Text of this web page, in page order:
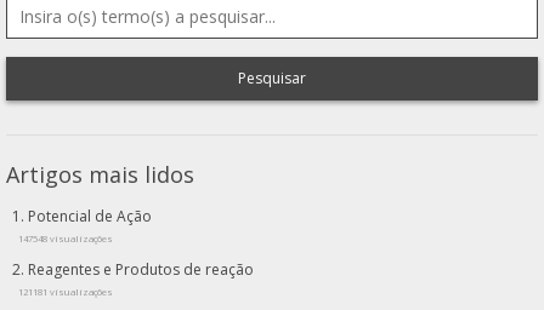
Pesquisar
Artigos mais lidos
Potencial de Ação
147548 visualizações
Reagentes e Produtos de reação
121181 visualizações